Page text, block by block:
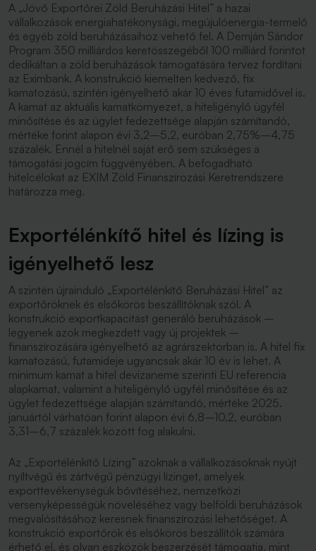
A „Jövő Exportőrei Zöld Beruházási Hitel” a hazai
vállalkozások energiahatékonysági, megújulóenergia-termelő
és egyéb zöld beruházásaihoz vehető fel. A Demján Sándor
Program 350 milliárdos keretösszegéből 100 milliárd forintot
dedikáltan a zöld beruházások támogatására tervez fordítani
az Eximbank. A konstrukció kiemelten kedvező, fix
kamatozású, szintén igényelhető akár 10 éves futamidővel is.
A kamat az aktuális kamatkörnyezet, a hiteligénylő ügyfél
minősítése és az ügylet fedezettsége alapján számítandó,
mértéke forint alapon évi 3,2–5,2, euróban 2,75%–4,75
százalék. Ennél a hitelnél saját erő sem szükséges a
támogatási jogcím függvényében. A befogadható
hitelcélokat az EXIM Zöld Finanszírozási Keretrendszere
határozza meg.
Exportélénkítő hitel és lízing is
igényelhető lesz
A szintén újrainduló „Exportélénkítő Beruházási Hitel” az
exportőröknek és elsőkörös beszállítóknak szól. A
konstrukció exportkapacitást generáló beruházások –
legyenek azok megkezdett vagy új projektek –
finanszírozására igényelhető az agrárszektorban is. A hitel fix
kamatozású, futamideje ugyancsak akár 10 év is lehet. A
minimum kamat a hitel devizaneme szerinti EU referencia
alapkamat, valamint a hiteligénylő ügyfél minősítése és az
ügylet fedezettsége alapján számítandó, mértéke 2025.
januártól várhatóan forint alapon évi 6,8–10,2, euróban
3,31–6,7 százalék között fog alakulni.
Az „Exportélénkítő Lízing” azoknak a vállalkozásoknak nyújt
nyíltvégű és zártvégű pénzügyi lízinget, amelyek
exporttevékenységük bővítéséhez, nemzetközi
versenyképességük növeléséhez vagy belföldi beruházások
megvalósításához keresnek finanszírozási lehetőséget. A
konstrukció exportőrök és elsőkörös beszállítók számára
érhető el, és olyan eszközök beszerzését támogatja, mint